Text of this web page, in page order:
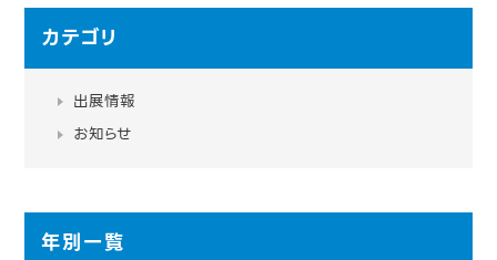
カテゴリ
出展情報
お知らせ
年別一覧